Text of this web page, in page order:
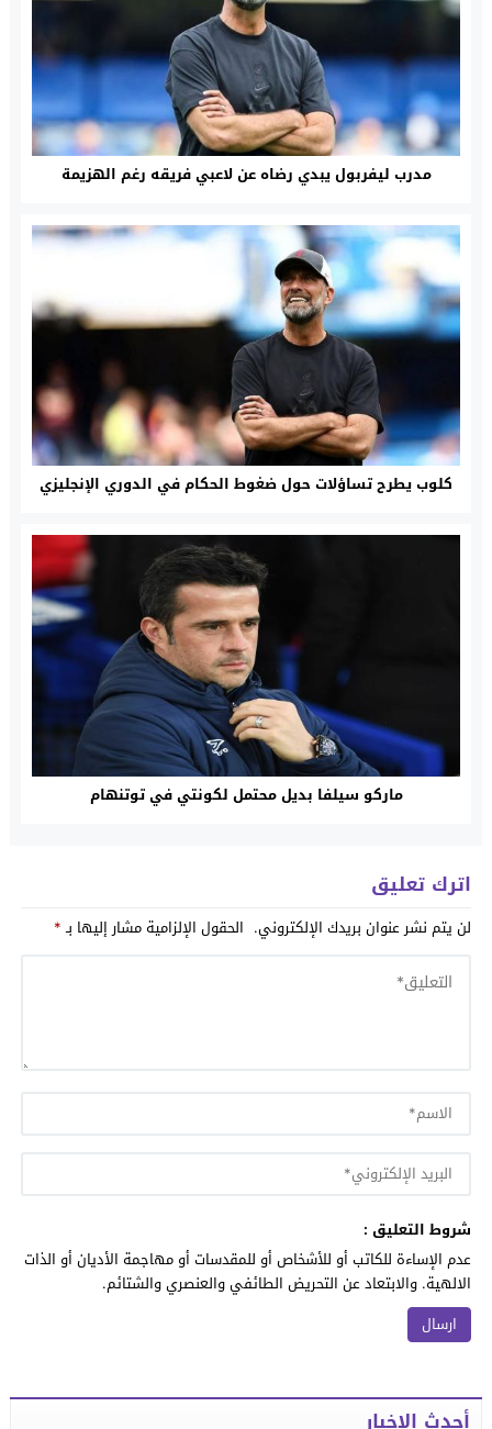
مدرب ليفربول يبدي رضاه عن لاعبي فريقه رغم الهزيمة
كلوب يطرح تساؤلات حول ضغوط الحكام في الدوري الإنجليزي
ماركو سيلفا بديل محتمل لكونتي في توتنهام
اترك تعليق
لن يتم نشر عنوان بريدك الإلكتروني. الحقول الإلزامية مشار إليها بـ*
شروط التعليق :
عدم الإساءة للكاتب أو للأشخاص أو للمقدسات أو مهاجمة الأديان أو الذات
الالهية. والابتعاد عن التحريض الطائفي والعنصري والشتائم.
أحدث الاخبار